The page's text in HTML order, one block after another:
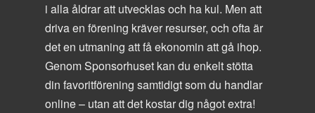
i alla åldrar att utvecklas och ha kul. Men att
driva en förening kräver resurser, och ofta är
det en utmaning att få ekonomin att gå ihop.
Genom Sponsorhuset kan du enkelt stötta
din favoritförening samtidigt som du handlar
online – utan att det kostar dig något extra!